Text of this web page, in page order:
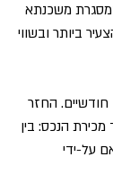
משכנתא
ביותר ובשווי
החזר
הנכס: בין
על-ידי